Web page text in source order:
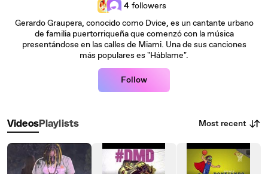
4 followers
Gerardo Graupera, conocido como Dvice, es un cantante urbano
de familia puertorriqueña que comenzó con la música
presentándose en las calles de Miami. Una de sus canciones
más populares es "Háblame".
Follow
VideosPlaylists Most recent